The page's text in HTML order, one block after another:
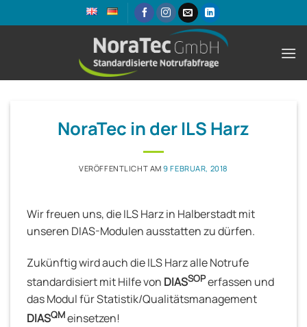
Inhalt
NoraTec in der ILS Harz
VERÖFFENTLICHT AM9 FEBRUAR, 2018
Wir freuen uns, die ILS Harz in Halberstadt mit
unseren DIAS-Modulen ausstatten zu dürfen.
Zukünftig wird auch die ILS Harz alle Notrufe
standardisiert mit Hilfe von DIASSOPerfassen und
das Modul für Statistik/Qualitätsmanagement
DIASQMeinsetzen!